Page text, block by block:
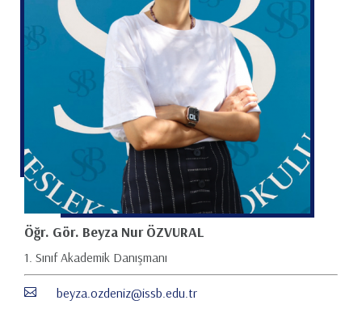
Öğr. Gör. Beyza Nur ÖZVURAL
1. Sınıf Akademik Danışmanı
beyza.ozdeniz@issb.edu.tr